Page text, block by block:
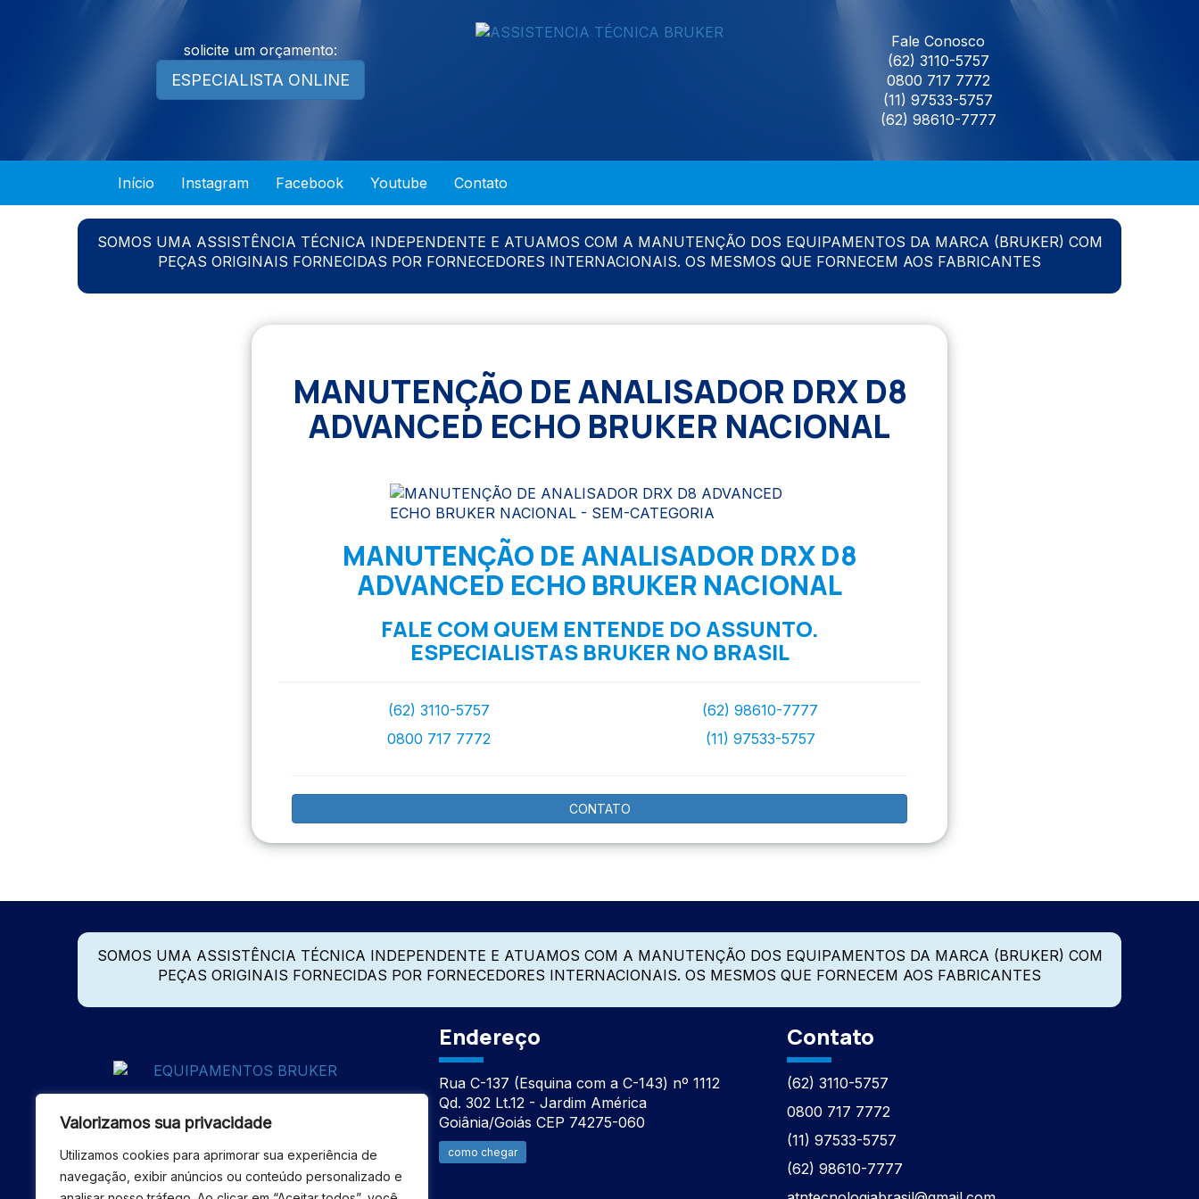
Valorizamos sua privacidade
Utilizamos cookies para aprimorar sua experiência de
navegação, exibir anúncios ou conteúdo personalizado e
solicite um orçamento:
ESPECIALISTA ONLINE
Fale Conosco
(62) 3110-5757
0800 717 7772
(11) 97533-5757
(62) 98610-7777
Início Instagram Facebook Youtube Contato
SOMOS UMA ASSISTÊNCIA TÉCNICA INDEPENDENTE E ATUAMOS COM A MANUTENÇÃO DOS EQUIPAMENTOS DA MARCA (BRUKER) COM
PEÇAS ORIGINAIS FORNECIDAS POR FORNECEDORES INTERNACIONAIS. OS MESMOS QUE FORNECEM AOS FABRICANTES
MANUTENÇÃO DE ANALISADOR DRX D8
ADVANCED ECHO BRUKER NACIONAL
MANUTENÇÃO DE ANALISADOR DRX D8
ADVANCED ECHO BRUKER NACIONAL
FALE COM QUEM ENTENDE DO ASSUNTO.
ESPECIALISTAS BRUKER NO BRASIL
(62) 3110-5757
0800 717 7772
(62) 98610-7777
(11) 97533-5757
CONTATO
SOMOS UMA ASSISTÊNCIA TÉCNICA INDEPENDENTE E ATUAMOS COM A MANUTENÇÃO DOS EQUIPAMENTOS DA MARCA (BRUKER) COM
PEÇAS ORIGINAIS FORNECIDAS POR FORNECEDORES INTERNACIONAIS. OS MESMOS QUE FORNECEM AOS FABRICANTES
Endereço
Rua C-137 (Esquina com a C-143) nº 1112
Qd. 302 Lt.12 - Jardim América
Goiânia/Goiás CEP 74275-060
como chegar
Contato
(62) 3110-5757
0800 717 7772
(11) 97533-5757
(62) 98610-7777